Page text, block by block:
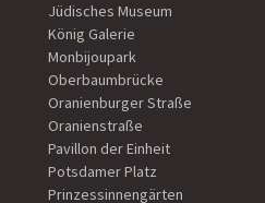
Jüdisches Museum
König Galerie
Monbijoupark
Oberbaumbrücke
Oranienburger Straße
Oranienstraße
Pavillon der Einheit
Potsdamer Platz
Prinzessinnengärten